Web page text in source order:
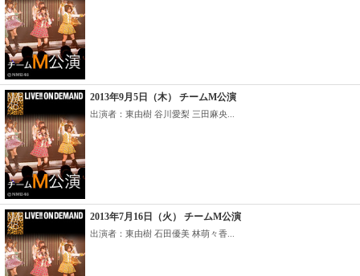
2013年9月5日（木） チームM公演
出演者：東由樹 谷川愛梨 三田麻央...
2013年7月16日（火） チームM公演
出演者：東由樹 石田優美 林萌々香...